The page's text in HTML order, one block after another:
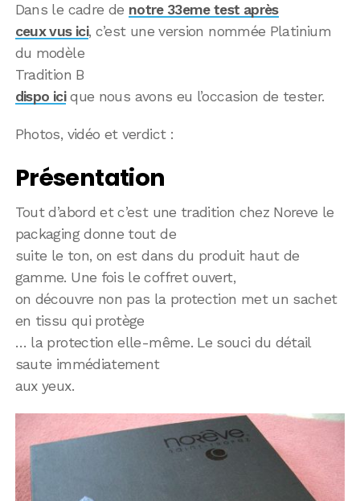
Dans le cadre de notre 33eme test après
ceux vus ici, c’est une version nommée Platinium
du modèle
Tradition B
dispo icique nous avons eu l’occasion de tester.
Photos, vidéo et verdict :
Présentation
Tout d’abord et c’est une tradition chez Noreve le
packaging donne tout de
suite le ton, on est dans du produit haut de
gamme. Une fois le coffret ouvert,
on découvre non pas la protection met un sachet
en tissu qui protège
… la protection elle-même. Le souci du détail
saute immédiatement
aux yeux.